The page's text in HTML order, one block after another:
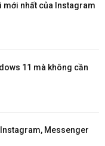
mới nhất của Instagram
11 mà không cần
Instagram, Messenger